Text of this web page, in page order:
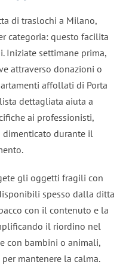
di traslochi a Milano,
categoria: questo facilita
Iniziate settimane prima,
attraverso donazioni o
affollati di Porta
dettagliata aiuta a
ai professionisti,
durante il
gli oggetti fragili con
spesso dalla ditta
con il contenuto e la
il riordino nel
con bambini o animali,
mantenere la calma.